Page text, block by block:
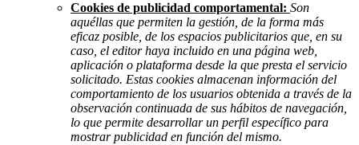
Cookies de publicidad comportamental: Son
aquéllas que permiten la gestión, de la forma más
eficaz posible, de los espacios publicitarios que, en su
caso, el editor haya incluido en una página web,
aplicación o plataforma desde la que presta el servicio
solicitado. Estas cookies almacenan información del
comportamiento de los usuarios obtenida a través de la
observación continuada de sus hábitos de navegación,
lo que permite desarrollar un perfil específico para
mostrar publicidad en función del mismo.